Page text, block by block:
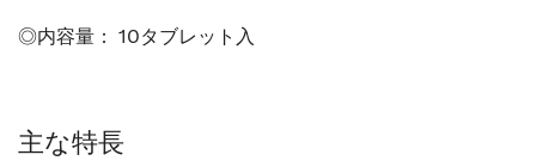
◎内容量： 10タブレット入
主な特長